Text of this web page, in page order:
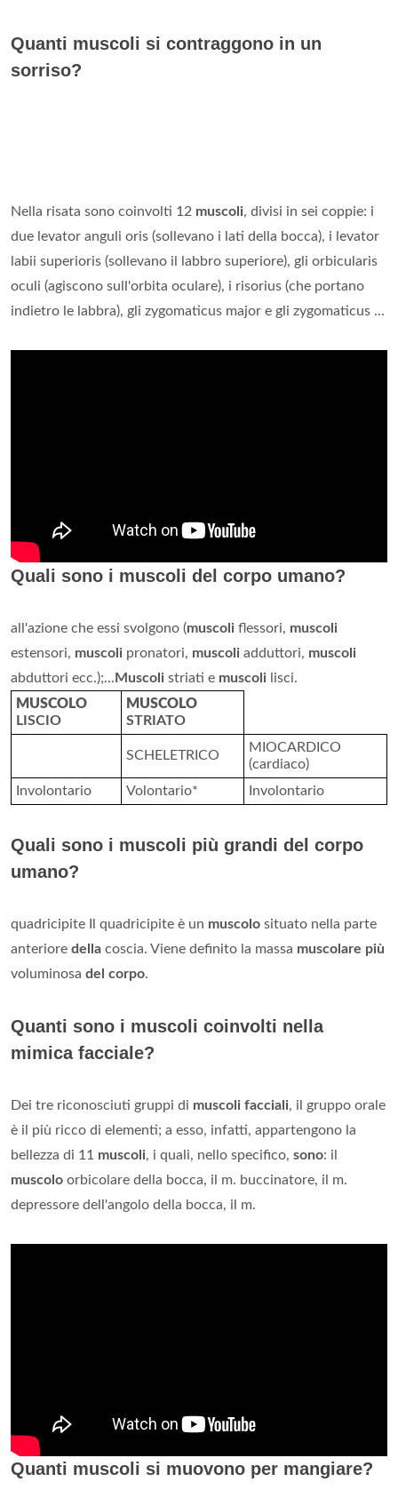
Quanti muscoli si contraggono in un
sorriso?
Nella risata sono coinvolti 12 muscoli, divisi in sei coppie: i
due levator anguli oris (sollevano i lati della bocca), i levator
labii superioris (sollevano il labbro superiore), gli orbicularis
oculi (agiscono sull'orbita oculare), i risorius (che portano
indietro le labbra), gli zygomaticus major e gli zygomaticus ...
Quali sono i muscoli del corpo umano?
all'azione che essi svolgono (muscoli flessori, muscoli
estensori, muscoli pronatori, muscoli adduttori, muscoli
abduttori ecc.);... Muscoli striati e muscoli lisci.
MUSCOLO
LISCIO
MUSCOLO
STRIATO
SCHELETRICO
MIOCARDICO
(cardiaco)
Involontario
Volontario* Involontario
Quali sono i muscoli più grandi del corpo
umano?
quadricipite Il quadricipite è un muscolo situato nella parte
anteriore della coscia. Viene definito la massa muscolare più
voluminosa del corpo.
Quanti sono i muscoli coinvolti nella
mimica facciale?
Dei tre riconosciuti gruppi di muscoli facciali, il gruppo orale
è il più ricco di elementi; a esso, infatti, appartengono la
bellezza di 11 muscoli, i quali, nello specifico, sono: il
muscolo orbicolare della bocca, il m. buccinatore, il m.
depressore dell'angolo della bocca, il m.
Quanti muscoli si muovono per mangiare?